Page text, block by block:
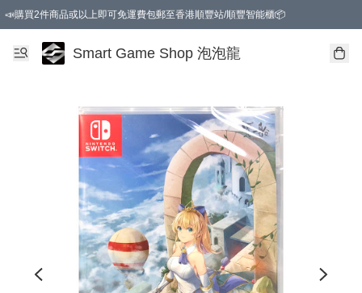
📣購買2件商品或以上即可免運費包郵至香港順豐站/順豐智能櫃📦
Smart Game Shop 泡泡龍